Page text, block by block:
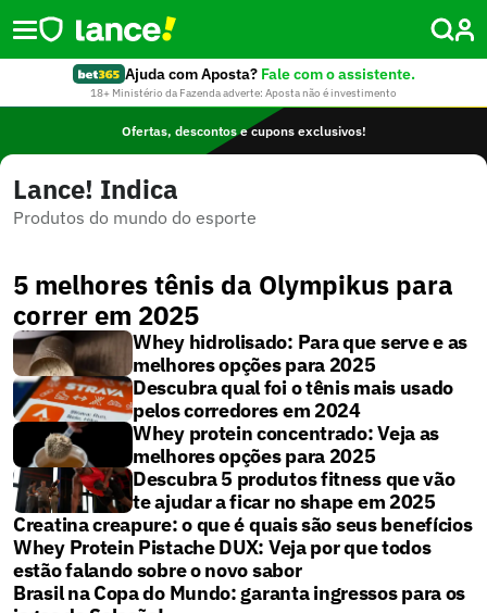
Ajuda com Aposta? Fale com o assistente.
18+ Ministério da Fazenda adverte: Aposta não é investimento
Ofertas, descontos e cupons exclusivos!
Lance! Indica
Produtos do mundo do esporte
5 melhores tênis da Olympikus para
correr em 2025
Whey hidrolisado: Para que serve e as
melhores opções para 2025
Descubra qual foi o tênis mais usado
pelos corredores em 2024
Whey protein concentrado: Veja as
melhores opções para 2025
Descubra 5 produtos fitness que vão
te ajudar a ficar no shape em 2025
Creatina creapure: o que é quais são seus benefícios
Whey Protein Pistache DUX: Veja por que todos
estão falando sobre o novo sabor
Brasil na Copa do Mundo: garanta ingressos para os